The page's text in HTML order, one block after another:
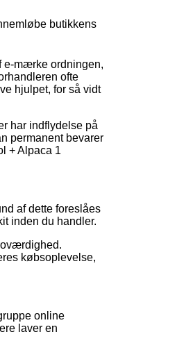
butikkens
e-mærke ordningen,
ofte
hjulpet, for så vidt
har indflydelse på
permanent bevarer
+ Alpaca 1
af dette foreslåes
inden du handler.
købsoplevelse,
online
laver en